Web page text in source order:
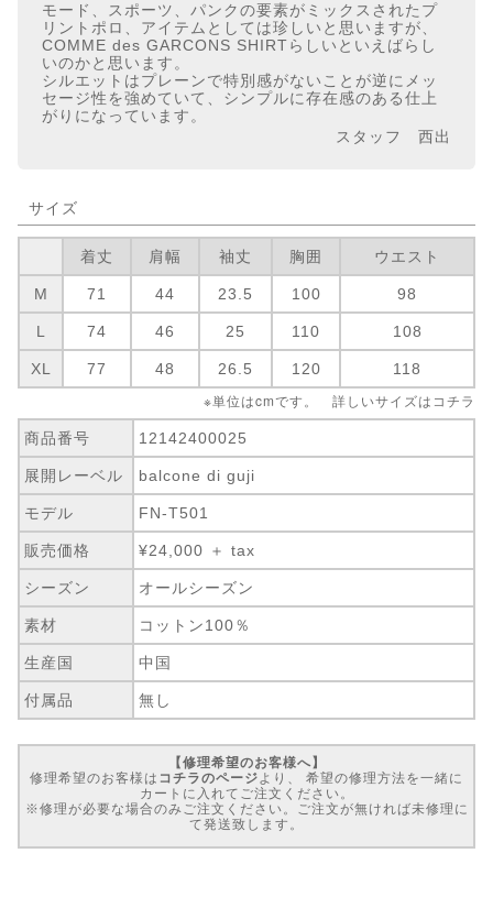
モード、スポーツ、パンクの要素がミックスされたプ
リントポロ、アイテムとしては珍しいと思いますが、
COMME des GARCONS SHIRTらしいといえばらし
いのかと思います。
シルエットはプレーンで特別感がないことが逆にメッ
セージ性を強めていて、シンプルに存在感のある仕上
がりになっています。
スタッフ 西出
サイズ
着丈 肩幅 袖丈 胸囲 ウエスト
M 71 44 23.5 100 98
L 74 46 25 110 108
XL 77 48 26.5 120 118
※単位はcmです。 詳しいサイズは コチラ
商品番号 12142400025
展開レーベル balcone di guji
モデル FN-T501
販売価格 ¥24,000 ＋ tax
シーズン オールシーズン
素材 コットン100％
生産国 中国
付属品 無し
【修理希望のお客様へ】
修理希望のお客様は コチラのページ より、 希望の修理方法を一緒に
カートに入れてご注文ください。
※修理が必要な場合のみご注文ください。ご注文が無ければ未修理に
て発送致します。